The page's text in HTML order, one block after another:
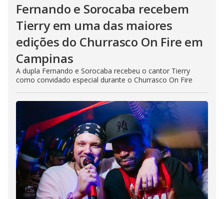
Fernando e Sorocaba recebem
Tierry em uma das maiores
edições do Churrasco On Fire em
Campinas
A dupla Fernando e Sorocaba recebeu o cantor Tierry
como convidado especial durante o Churrasco On Fire